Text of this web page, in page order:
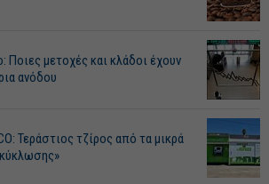
Ποιες μετοχές και κλάδοι έχουν
ανόδου
Τεράστιος τζίρος από τα μικρά